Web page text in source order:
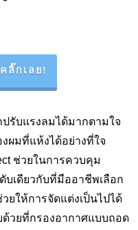
ลิ๊กเลย!
รับแรงลมได้มากตามใจ
ผมที่แห้งได้อย่างที่ใจ
ช่วยในการควบคุม
เดียวกับที่มืออาชีพเลือก
ยให้การจัดแต่งเป็นไปได้
วยที่กรองอากาศแบบถอด